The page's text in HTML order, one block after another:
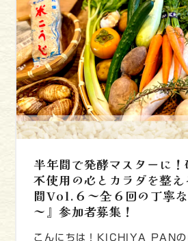
半年間で発酵マスターに
不使用の心とカラダを整
間Vol.６～全６回の丁寧
～』参加者募集！
こんにちは！KICHIYA PAN